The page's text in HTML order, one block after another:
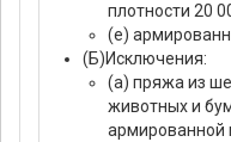
плотности 20
(е)
(Б)Исключения:
(а) пряжа из
животных и
армированной